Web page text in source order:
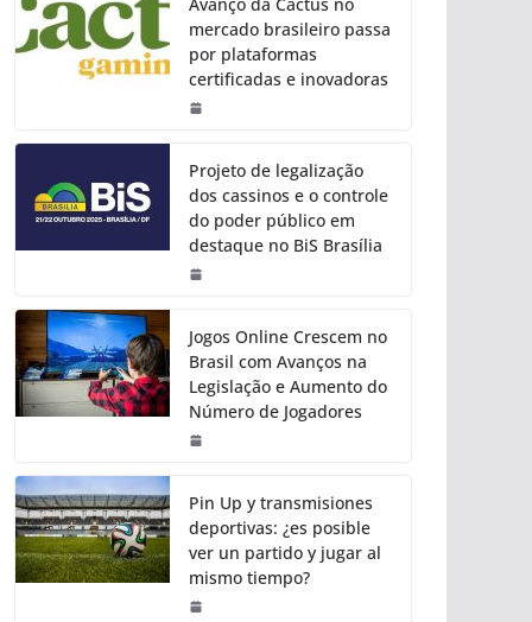
mercado brasileiro passa
por plataformas
certificadas e inovadoras
Projeto de legalização
dos cassinos e o controle
do poder público em
destaque no BiS Brasília
Jogos Online Crescem no
Brasil com Avanços na
Legislação e Aumento do
Número de Jogadores
Pin Up y transmisiones
deportivas: ¿es posible
ver un partido y jugar al
mismo tiempo?